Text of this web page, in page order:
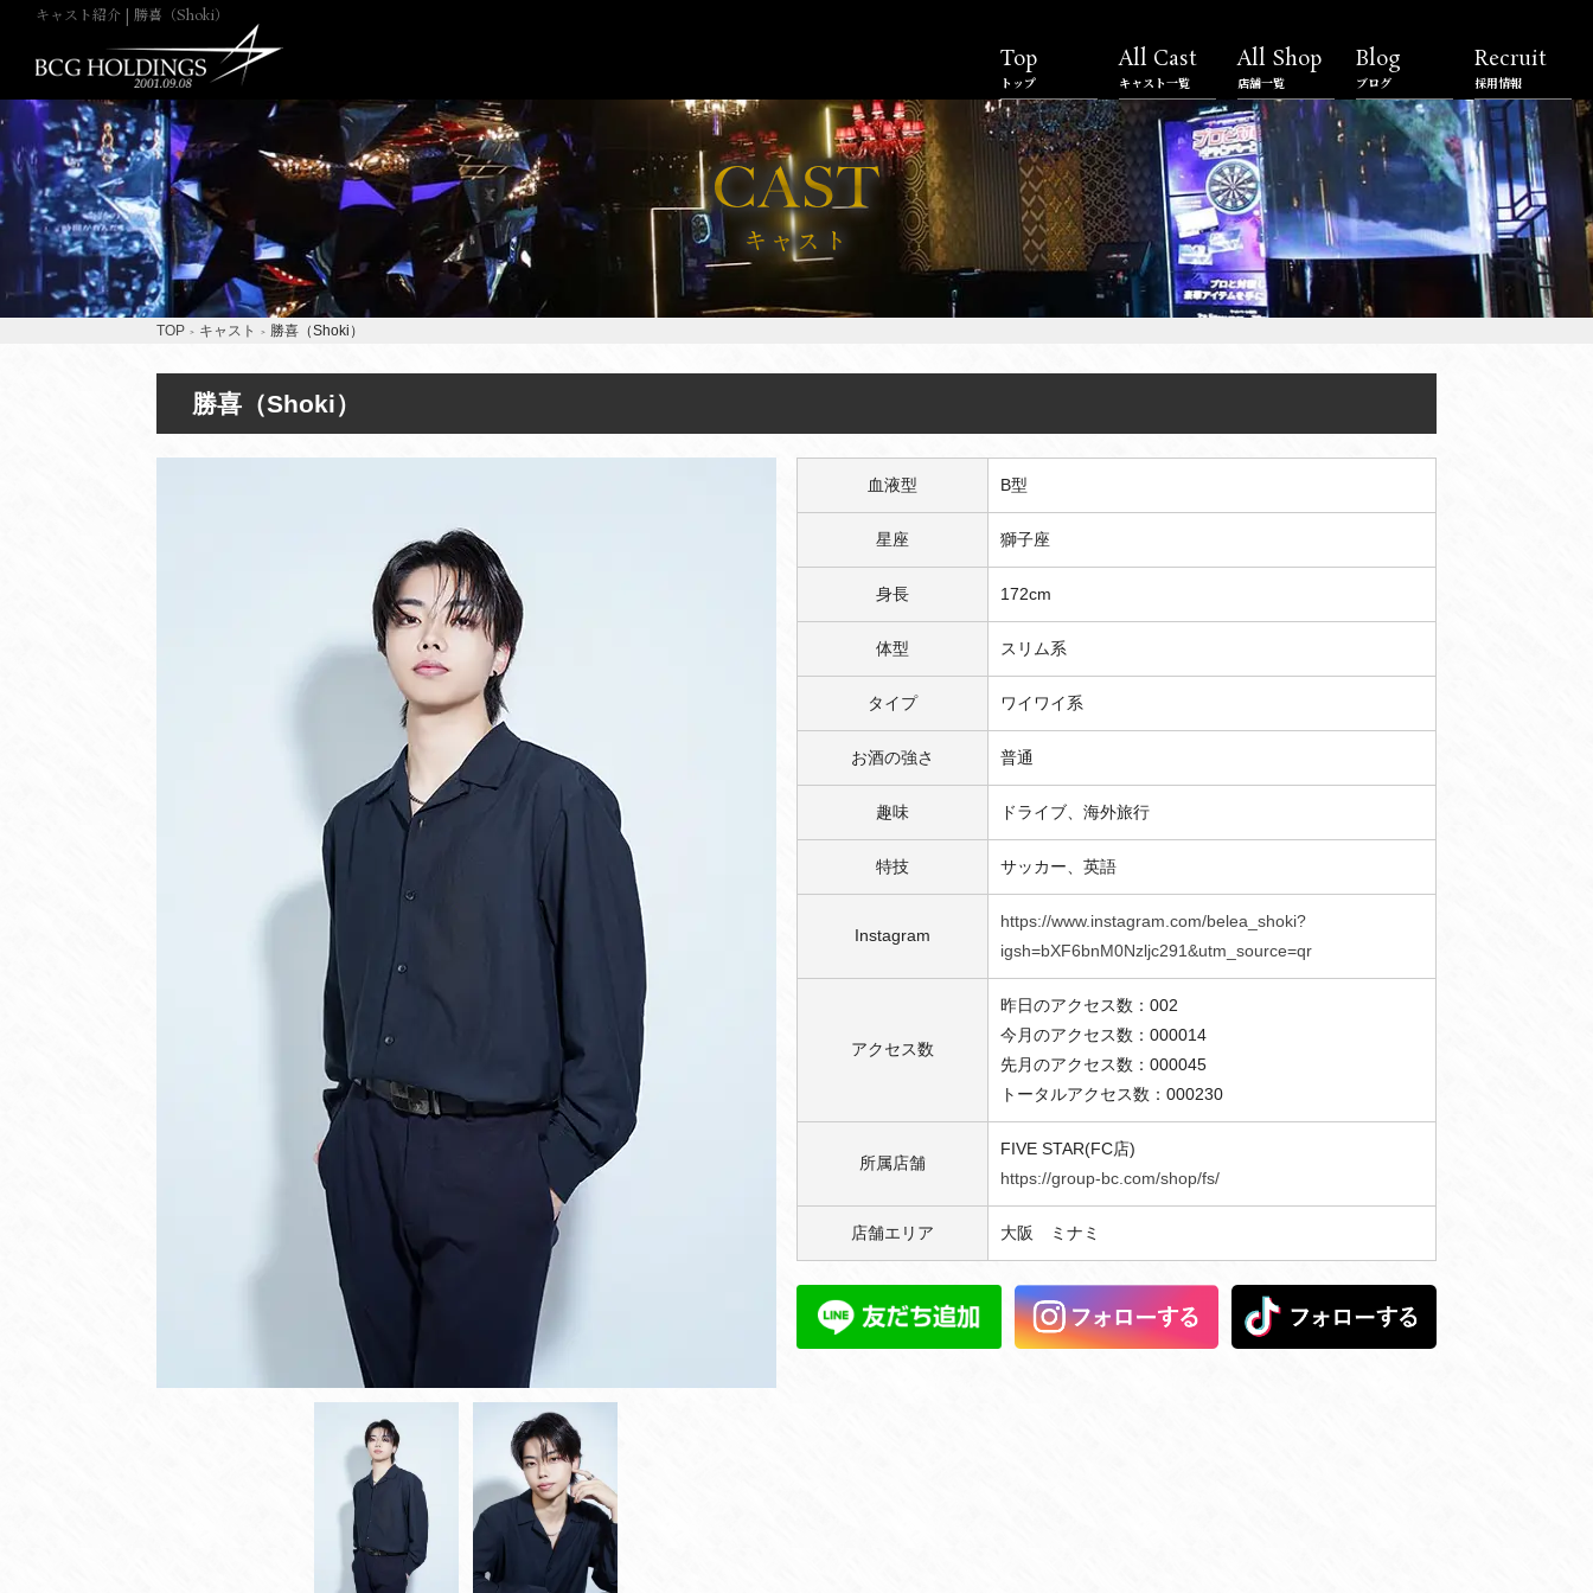
キャスト紹介 | 勝喜（Shoki）
Top
トップ
All Cast
キャスト一覧
All Shop
店舗一覧
Blog
ブログ
Recruit
採用情報
TOP キャスト 勝喜（Shoki）
勝喜（Shoki）
血液型 B型
星座 獅子座
身長 172cm
体型 スリム系
タイプ ワイワイ系
お酒の強さ 普通
趣味 ドライブ、海外旅行
特技 サッカー、英語
Instagram
https://www.instagram.com/belea_shoki?
igsh=bXF6bnM0Nzljc291&utm_source=qr
アクセス数
昨日のアクセス数：002
今月のアクセス数：000014
先月のアクセス数：000045
トータルアクセス数：000230
所属店舗
FIVE STAR(FC店)
https://group-bc.com/shop/fs/
店舗エリア 大阪 ミナミ